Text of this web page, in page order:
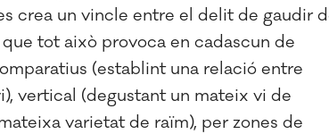
crea un vincle entre el delit de gaudir
tot això provoca en cadascun de
(establint una relació entre
vertical (degustant un mateix vi de
varietat de raïm), per zones de